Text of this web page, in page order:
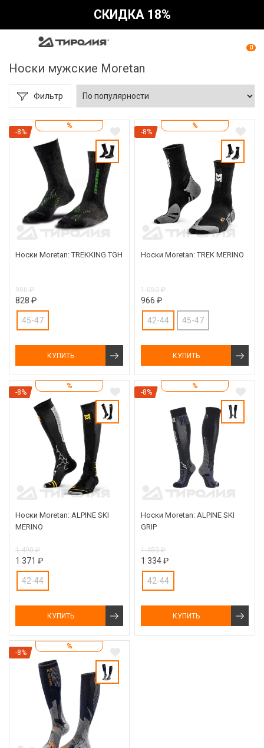
СКИДКА 18%
0
Носки мужские Moretan
Фильтр
%
-8%
Носки Moretan: TREKKING TGH
900 ₽
828 ₽
45-47
КУПИТЬ
%
-8%
Носки Moretan: TREK MERINO
1 050 ₽
966 ₽
42-44 45-47
КУПИТЬ
%
-8%
Носки Moretan: ALPINE SKI
MERINO
1 490 ₽
1 371 ₽
42-44
КУПИТЬ
%
-8%
Носки Moretan: ALPINE SKI
GRIP
1 450 ₽
1 334 ₽
42-44
КУПИТЬ
%
-8%